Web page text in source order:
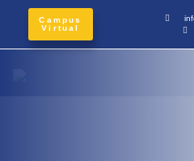
Campus
Virtual